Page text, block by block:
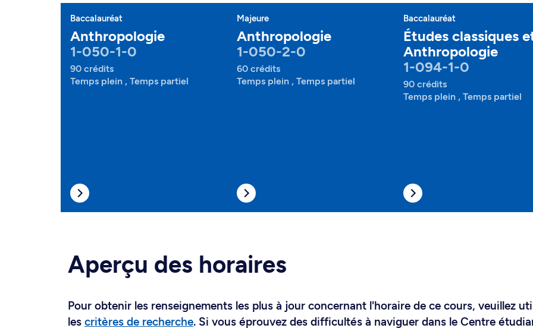
Baccalauréat
Anthropologie
1-050-1-0
90 crédits
Temps plein , Temps partiel
Majeure
Anthropologie
1-050-2-0
60 crédits
Temps plein , Temps partiel
Baccalauréat
Études classiques
Anthropologie
1-094-1-0
90 crédits
Temps plein , Temps partiel
Aperçu des horaires
Pour obtenir les renseignements les plus à jour concernant l'horaire de ce cours, veuillez
les critères de recherche. Si vous éprouvez des difficultés à naviguer dans le Centre